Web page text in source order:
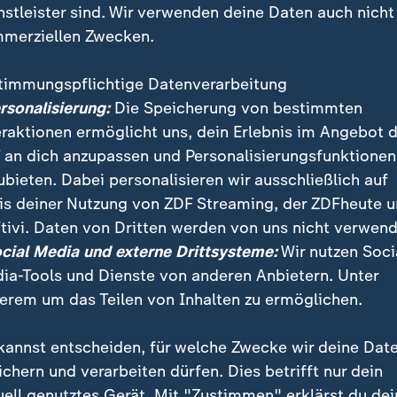
Präsident Donald Trump hat unter wachsendem
durch seine Anhänger verurteilt. "Ich halte
glaubwürdig", so ZDF-Korrespondentin Ines
sind. Wir verwenden deine Daten auch nicht
Zwecken.
Datenverarbeitung
Die Speicherung von bestimmten
ermöglicht uns, dein Erlebnis im Angebot
an dich anzupassen und Personalisierungsfunktionen
Dabei personalisieren wir ausschließlich auf
deiner Nutzung von ZDF Streaming, der ZDFheute
Daten von Dritten werden von uns nicht
Media und externe Drittsysteme:Wir nutzen
Tools und Dienste von anderen Anbietern. Unter
um das Teilen von Inhalten zu ermöglichen.
entscheiden, für welche Zwecke wir deine
und verarbeiten dürfen. Dies betrifft nur dein